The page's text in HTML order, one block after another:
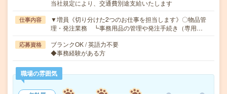
当社規定により、交通費別途支給いたします
仕事内容
▼増員《切り分けた2つのお仕事を担当します》〇物品管
理・発注業務 ┗事務用品の管理や発注手続き（専用…
応募資格
ブランクOK / 英語力不要
◆事務経験がある方
職場の雰囲気